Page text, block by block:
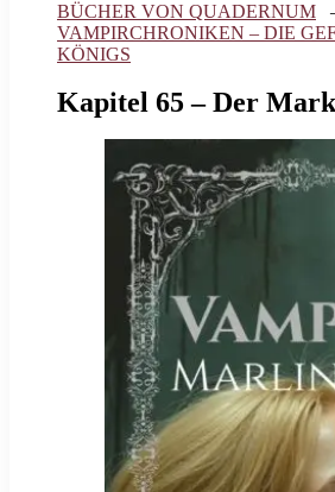
BÜCHER VON QUADERNUM
VAMPIRCHRONIKEN – DIE
KÖNIGS
Kapitel 65 – Der